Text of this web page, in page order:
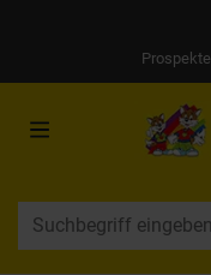
Prospekte